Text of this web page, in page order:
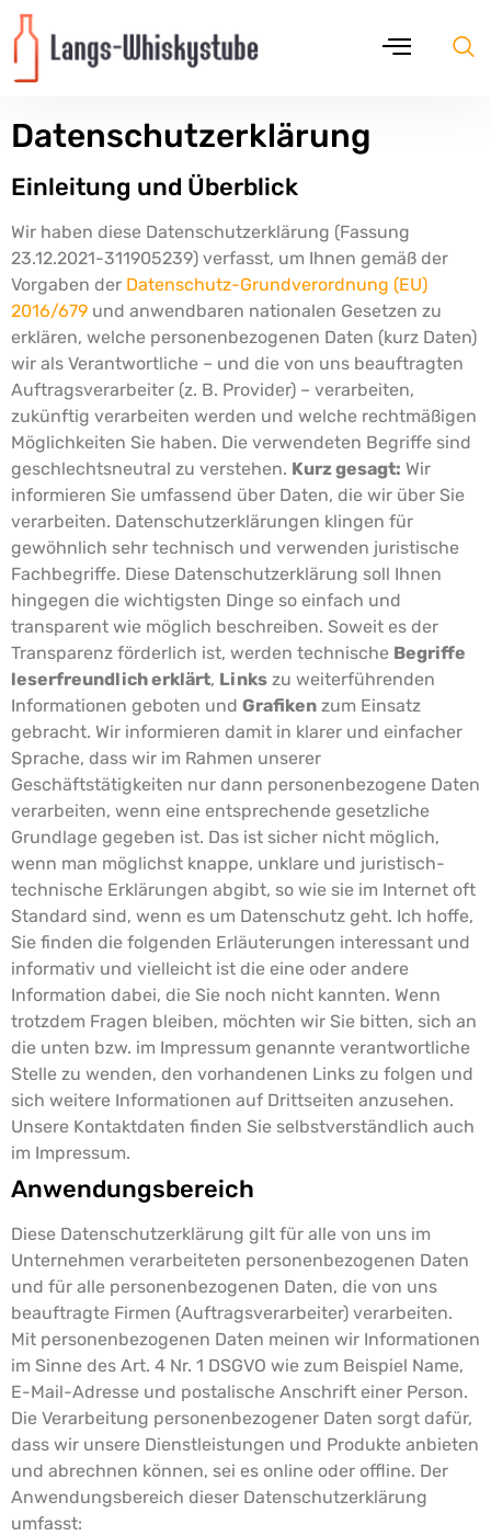
Datenschutzerklärung
Einleitung und Überblick
Wir haben diese Datenschutzerklärung (Fassung
23.12.2021-311905239) verfasst, um Ihnen gemäß der
Vorgaben der Datenschutz-Grundverordnung (EU)
2016/679 und anwendbaren nationalen Gesetzen zu
erklären, welche personenbezogenen Daten (kurz Daten)
wir als Verantwortliche – und die von uns beauftragten
Auftragsverarbeiter (z. B. Provider) – verarbeiten,
zukünftig verarbeiten werden und welche rechtmäßigen
Möglichkeiten Sie haben. Die verwendeten Begriffe sind
geschlechtsneutral zu verstehen. Kurz gesagt: Wir
informieren Sie umfassend über Daten, die wir über Sie
verarbeiten. Datenschutzerklärungen klingen für
gewöhnlich sehr technisch und verwenden juristische
Fachbegriffe. Diese Datenschutzerklärung soll Ihnen
hingegen die wichtigsten Dinge so einfach und
transparent wie möglich beschreiben. Soweit es der
Transparenz förderlich ist, werden technische Begriffe
leserfreundlich erklärt, Links zu weiterführenden
Informationen geboten und Grafiken zum Einsatz
gebracht. Wir informieren damit in klarer und einfacher
Sprache, dass wir im Rahmen unserer
Geschäftstätigkeiten nur dann personenbezogene Daten
verarbeiten, wenn eine entsprechende gesetzliche
Grundlage gegeben ist. Das ist sicher nicht möglich,
wenn man möglichst knappe, unklare und juristisch-
technische Erklärungen abgibt, so wie sie im Internet oft
Standard sind, wenn es um Datenschutz geht. Ich hoffe,
Sie finden die folgenden Erläuterungen interessant und
informativ und vielleicht ist die eine oder andere
Information dabei, die Sie noch nicht kannten. Wenn
trotzdem Fragen bleiben, möchten wir Sie bitten, sich an
die unten bzw. im Impressum genannte verantwortliche
Stelle zu wenden, den vorhandenen Links zu folgen und
sich weitere Informationen auf Drittseiten anzusehen.
Unsere Kontaktdaten finden Sie selbstverständlich auch
im Impressum.
Anwendungsbereich
Diese Datenschutzerklärung gilt für alle von uns im
Unternehmen verarbeiteten personenbezogenen Daten
und für alle personenbezogenen Daten, die von uns
beauftragte Firmen (Auftragsverarbeiter) verarbeiten.
Mit personenbezogenen Daten meinen wir Informationen
im Sinne des Art. 4 Nr. 1 DSGVO wie zum Beispiel Name,
E-Mail-Adresse und postalische Anschrift einer Person.
Die Verarbeitung personenbezogener Daten sorgt dafür,
dass wir unsere Dienstleistungen und Produkte anbieten
und abrechnen können, sei es online oder offline. Der
Anwendungsbereich dieser Datenschutzerklärung
umfasst: